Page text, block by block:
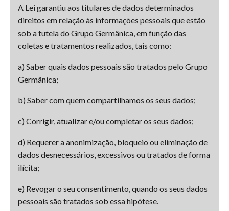
A Lei garantiu aos titulares de dados determinados
direitos em relação às informações pessoais que estão
sob a tutela do Grupo Germânica, em função das
coletas e tratamentos realizados, tais como:
a) Saber quais dados pessoais são tratados pelo Grupo
Germânica;
b) Saber com quem compartilhamos os seus dados;
c) Corrigir, atualizar e/ou completar os seus dados;
d) Requerer a anonimização, bloqueio ou eliminação de
dados desnecessários, excessivos ou tratados de forma
ilícita;
e) Revogar o seu consentimento, quando os seus dados
pessoais são tratados sob essa hipótese.